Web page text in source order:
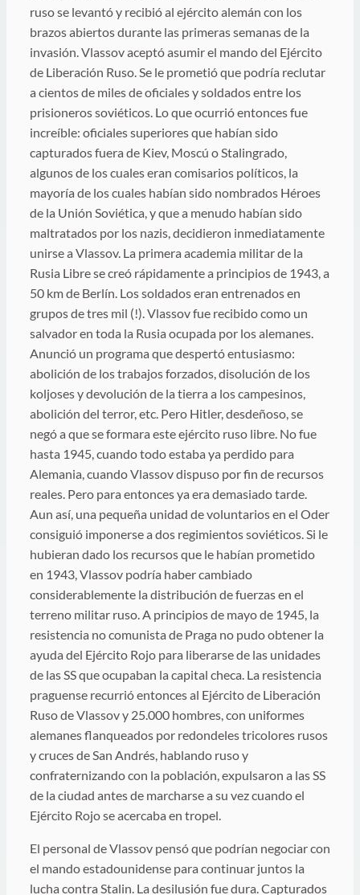
ruso se levantó y recibió al ejército alemán con los
brazos abiertos durante las primeras semanas de la
invasión. Vlassov aceptó asumir el mando del Ejército
de Liberación Ruso. Se le prometió que podría reclutar
a cientos de miles de oficiales y soldados entre los
prisioneros soviéticos. Lo que ocurrió entonces fue
increíble: oficiales superiores que habían sido
capturados fuera de Kiev, Moscú o Stalingrado,
algunos de los cuales eran comisarios políticos, la
mayoría de los cuales habían sido nombrados Héroes
de la Unión Soviética, y que a menudo habían sido
maltratados por los nazis, decidieron inmediatamente
unirse a Vlassov. La primera academia militar de la
Rusia Libre se creó rápidamente a principios de 1943, a
50 km de Berlín. Los soldados eran entrenados en
grupos de tres mil (!). Vlassov fue recibido como un
salvador en toda la Rusia ocupada por los alemanes.
Anunció un programa que despertó entusiasmo:
abolición de los trabajos forzados, disolución de los
koljoses y devolución de la tierra a los campesinos,
abolición del terror, etc. Pero Hitler, desdeñoso, se
negó a que se formara este ejército ruso libre. No fue
hasta 1945, cuando todo estaba ya perdido para
Alemania, cuando Vlassov dispuso por fin de recursos
reales. Pero para entonces ya era demasiado tarde.
Aun así, una pequeña unidad de voluntarios en el Oder
consiguió imponerse a dos regimientos soviéticos. Si le
hubieran dado los recursos que le habían prometido
en 1943, Vlassov podría haber cambiado
considerablemente la distribución de fuerzas en el
terreno militar ruso. A principios de mayo de 1945, la
resistencia no comunista de Praga no pudo obtener la
ayuda del Ejército Rojo para liberarse de las unidades
de las SS que ocupaban la capital checa. La resistencia
praguense recurrió entonces al Ejército de Liberación
Ruso de Vlassov y 25.000 hombres, con uniformes
alemanes flanqueados por redondeles tricolores rusos
y cruces de San Andrés, hablando ruso y
confraternizando con la población, expulsaron a las SS
de la ciudad antes de marcharse a su vez cuando el
Ejército Rojo se acercaba en tropel.
El personal de Vlassov pensó que podrían negociar con
el mando estadounidense para continuar juntos la
lucha contra Stalin. La desilusión fue dura. Capturados